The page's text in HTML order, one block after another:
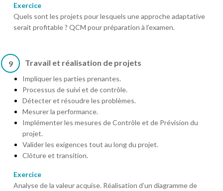
Exercice
Quels sont les projets pour lesquels une approche adaptative
serait profitable ? QCM pour préparation à l’examen.
9 Travail et réalisation de projets
Impliquer les parties prenantes.
Processus de suivi et de contrôle.
Détecter et résoudre les problèmes.
Mesurer la performance.
Implémenter les mesures de Contrôle et de Prévision du
projet.
Valider les exigences tout au long du projet.
Clôture et transition.
Exercice
Analyse de la valeur acquise. Réalisation d’un diagramme de